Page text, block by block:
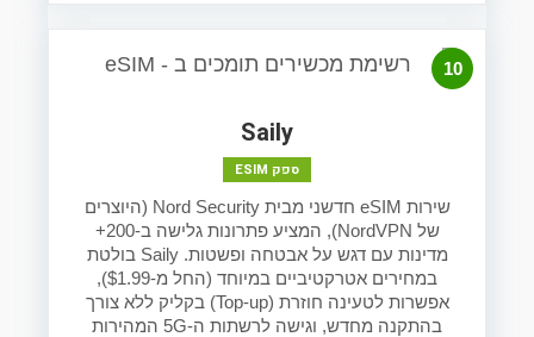
10
Saily
ספק ESIM
שירות eSIM חדשני מבית Nord Security (היוצרים
של NordVPN), המציע פתרונות גלישה ב-200+
מדינות עם דגש על אבטחה ופשטות. Saily בולטת
במחירים אטרקטיביים במיוחד (החל מ-$1.99),
אפשרות לטעינה חוזרת (Top-up) בקליק ללא צורך
בהתקנה מחדש, וגישה לרשתות ה-5G המהירות